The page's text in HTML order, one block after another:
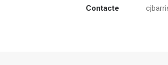
Contacte